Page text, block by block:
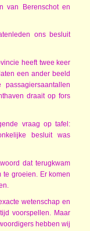
van Berenschot en
ons besluit
heeft twee keer
een ander beeld
draait op fors
vraag op tafel:
besluit was
dat terugkwam
te groeien. Er komen
wetenschap en
voorspellen. Maar
hebben wij